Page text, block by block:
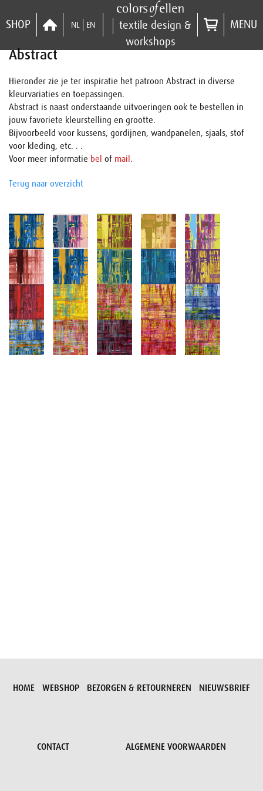
SHOP NL EN
textile design &
workshops
MENU
Abstract
Hieronder zie je ter inspiratie het patroon Abstract in diverse
kleurvariaties en toepassingen.
Abstract is naast onderstaande uitvoeringen ook te bestellen in
jouw favoriete kleurstelling en grootte.
Bijvoorbeeld voor kussens, gordijnen, wandpanelen, sjaals, stof
voor kleding, etc. . .
Voor meer informatie bel of mail.
Terug naar overzicht
HOME WEBSHOP BEZORGEN & RETOURNEREN NIEUWSBRIEF
CONTACT ALGEMENE VOORWAARDEN